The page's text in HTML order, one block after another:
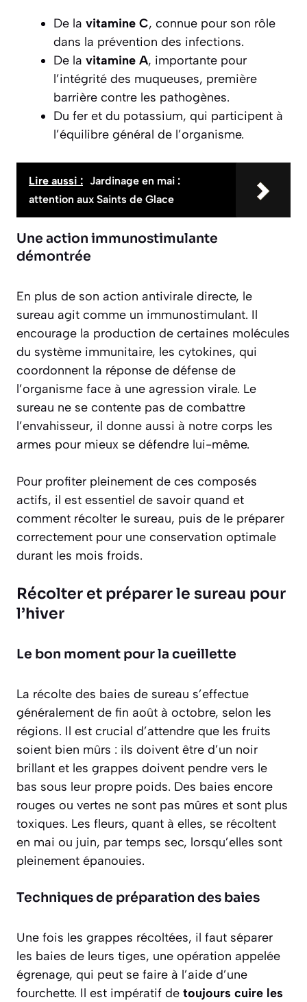
De la vitamine C, connue pour son rôle
dans la prévention des infections.
De la vitamine A, importante pour
l’intégrité des muqueuses, première
barrière contre les pathogènes.
Du fer et du potassium, qui participent à
l’équilibre général de l’organisme.
Lire aussi : Jardinage en mai :
attention aux Saints de Glace
Une action immunostimulante
démontrée
En plus de son action antivirale directe, le
sureau agit comme un immunostimulant. Il
encourage la production de certaines molécules
du système immunitaire, les cytokines, qui
coordonnent la réponse de défense de
l’organisme face à une agression virale. Le
sureau ne se contente pas de combattre
l’envahisseur, il donne aussi à notre corps les
armes pour mieux se défendre lui-même.
Pour profiter pleinement de ces composés
actifs, il est essentiel de savoir quand et
comment récolter le sureau, puis de le préparer
correctement pour une conservation optimale
durant les mois froids.
Récolter et préparer le sureau pour
l’hiver
Le bon moment pour la cueillette
La récolte des baies de sureau s’effectue
généralement de fin août à octobre, selon les
régions. Il est crucial d’attendre que les fruits
soient bien mûrs : ils doivent être d’un noir
brillant et les grappes doivent pendre vers le
bas sous leur propre poids. Des baies encore
rouges ou vertes ne sont pas mûres et sont plus
toxiques. Les fleurs, quant à elles, se récoltent
en mai ou juin, par temps sec, lorsqu’elles sont
pleinement épanouies.
Techniques de préparation des baies
Une fois les grappes récoltées, il faut séparer
les baies de leurs tiges, une opération appelée
égrenage, qui peut se faire à l’aide d’une
fourchette. Il est impératif de toujours cuire les